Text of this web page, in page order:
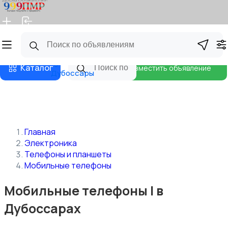
Главная
КаталогДубоссары
Разместить объявление
Главная
Электроника
Телефоны и планшеты
Мобильные телефоны
Мобильные телефоны | в
Дубоссарах